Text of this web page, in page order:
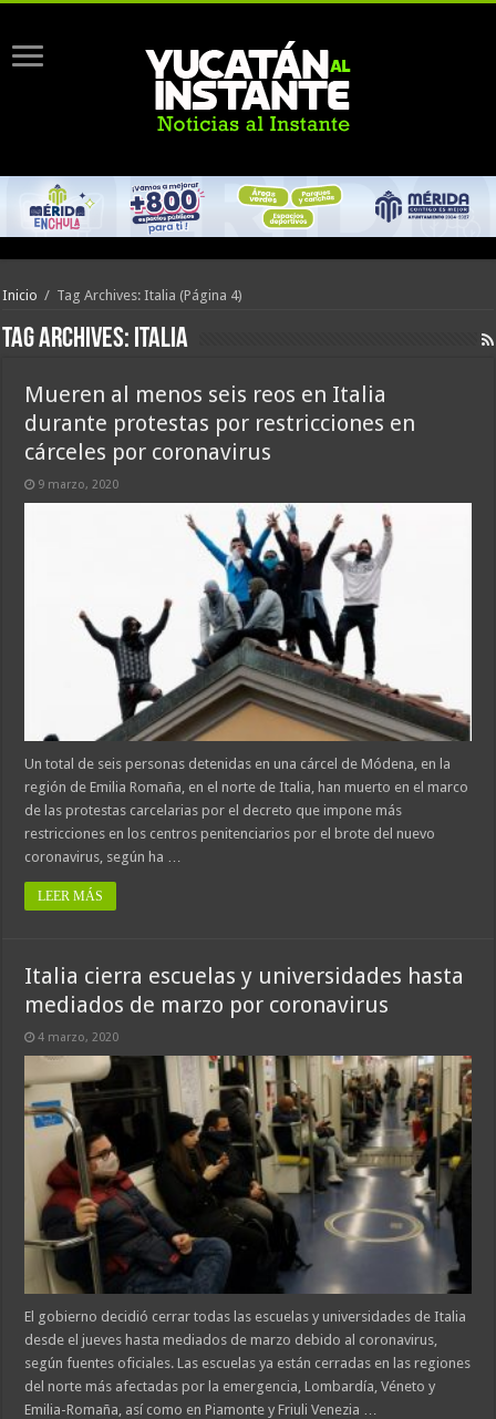
Inicio / Tag Archives: Italia (Página 4)
Tag Archives: Italia
Mueren al menos seis reos en Italia
durante protestas por restricciones en
cárceles por coronavirus
9 marzo, 2020
Un total de seis personas detenidas en una cárcel de Módena, en la
región de Emilia Romaña, en el norte de Italia, han muerto en el marco
de las protestas carcelarias por el decreto que impone más
restricciones en los centros penitenciarios por el brote del nuevo
coronavirus, según ha …
LEER MÁS
Italia cierra escuelas y universidades hasta
mediados de marzo por coronavirus
4 marzo, 2020
El gobierno decidió cerrar todas las escuelas y universidades de Italia
desde el jueves hasta mediados de marzo debido al coronavirus,
según fuentes oficiales. Las escuelas ya están cerradas en las regiones
del norte más afectadas por la emergencia, Lombardía, Véneto y
Emilia-Romaña, así como en Piamonte y Friuli Venezia …